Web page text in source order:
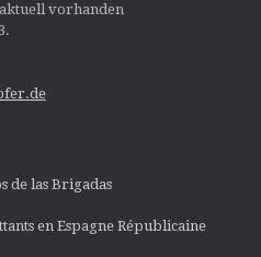
vorhanden
de las Brigadas
en Espagne Républicaine